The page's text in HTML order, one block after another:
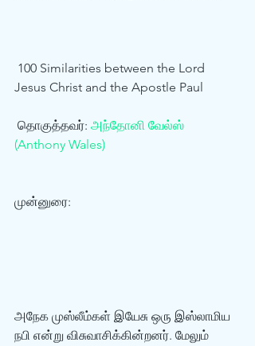
Jesus Christ and the Apostle Paul
தொகுத்தவர்: அந்தோனி வேல்ஸ்
(Anthony Wales)
முன்னுரை:
அநேக முஸ்லீம்கள் இயேசு ஒரு இஸ்லாமிய
நபி என்று விசுவாசிக்கின்றனர். மேலும்